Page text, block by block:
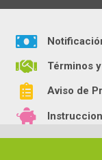
Términos
Aviso de